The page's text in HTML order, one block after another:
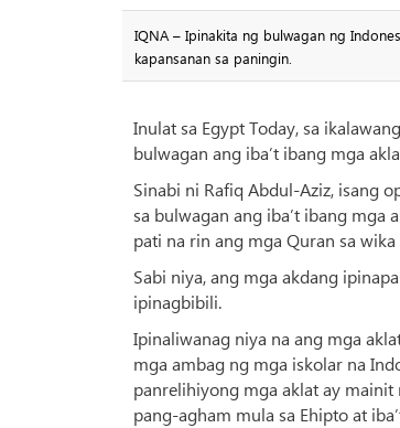
IQNA – Ipinakita ng bulwagan ng
kapansanan sa paningin.
Inulat sa Egypt Today, sa
bulwagan ang iba’t ibang mga
Sinabi ni Rafiq Abdul-Aziz, isang
sa bulwagan ang iba’t ibang mga
pati na rin ang mga Quran sa
Sabi niya, ang mga akdang
ipinagbibili.
Ipinaliwanag niya na ang mga
mga ambag ng mga iskolar na
panrelihiyong mga aklat ay
pang-agham mula sa Ehipto at